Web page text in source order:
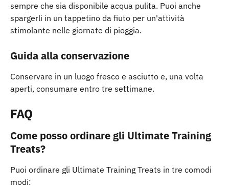
sempre che sia disponibile acqua pulita. Puoi anche
spargerli in un tappetino da fiuto per un'attività
stimolante nelle giornate di pioggia.
Guida alla conservazione
Conservare in un luogo fresco e asciutto e, una volta
aperti, consumare entro tre settimane.
FAQ
Come posso ordinare gli Ultimate Training
Treats?
Puoi ordinare gli Ultimate Training Treats in tre comodi
modi: